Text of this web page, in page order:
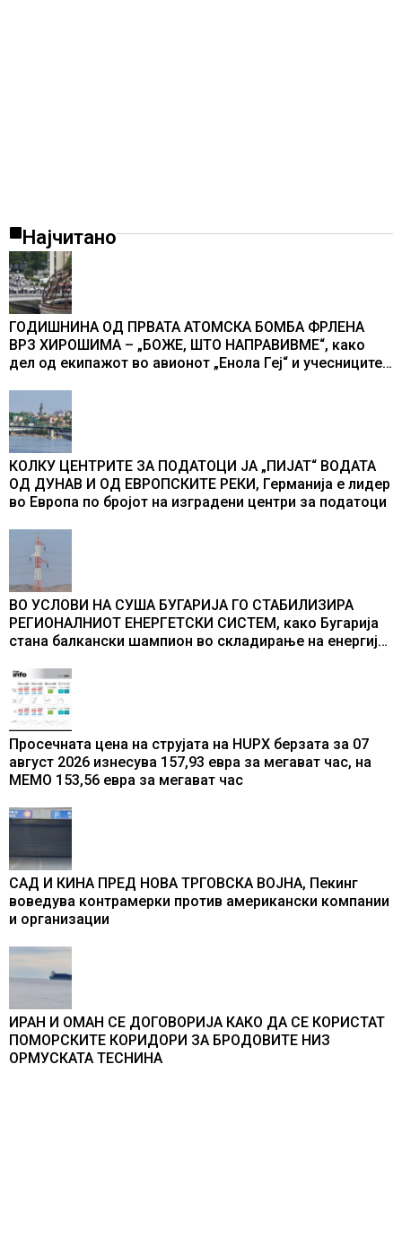
Најчитано
ГОДИШНИНА ОД ПРВАТА АТОМСКА БОМБА ФРЛЕНА
ВРЗ ХИРОШИМА – „БОЖЕ, ШТО НАПРАВИВМЕ“, како
дел од екипажот во авионот „Енола Геј“ и учесниците
промени текот на историјата
КОЛКУ ЦЕНТРИТЕ ЗА ПОДАТОЦИ ЈА „ПИЈАТ“ ВОДАТА
ОД ДУНАВ И ОД ЕВРОПСКИТЕ РЕКИ, Германија е лидер
во Европа по бројот на изградени центри за податоци
ВО УСЛОВИ НА СУША БУГАРИЈА ГО СТАБИЛИЗИРА
РЕГИОНАЛНИОТ ЕНЕРГЕТСКИ СИСТЕМ, како Бугарија
стана балкански шампион во складирање на енергија
Просечната цена на струјата на HUPX берзата за 07
август 2026 изнесува 157,93 евра за мегават час, на
МЕМО 153,56 евра за мегават час
САД И КИНА ПРЕД НОВА ТРГОВСКА ВОЈНА, Пекинг
воведува контрамерки против американски компании
и организации
ИРАН И ОМАН СЕ ДОГОВОРИЈА КАКО ДА СЕ КОРИСТАТ
ПОМОРСКИТЕ КОРИДОРИ ЗА БРОДОВИТЕ НИЗ
ОРМУСКАТА ТЕСНИНА